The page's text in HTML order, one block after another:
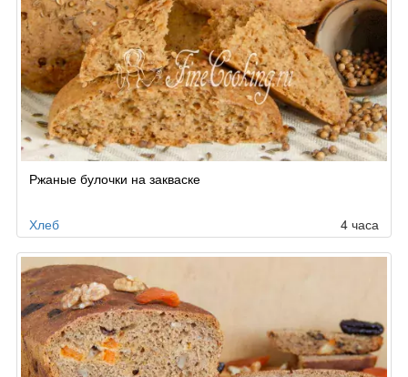
Ржаные булочки на закваске
Хлеб 4 часа